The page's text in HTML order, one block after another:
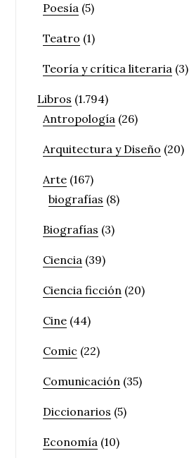
Poesía (5)
Teatro (1)
Teoría y crítica literaria (3)
Libros (1.794)
Antropología (26)
Arquitectura y Diseño (20)
Arte (167)
biografías (8)
Biografías (3)
Ciencia (39)
Ciencia ficción (20)
Cine (44)
Comic (22)
Comunicación (35)
Diccionarios (5)
Economía (10)